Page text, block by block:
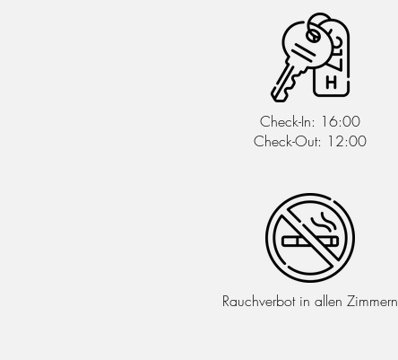
Check-In: 16:00
Check-Out: 12:00
Rauchverbot in allen Zimmern